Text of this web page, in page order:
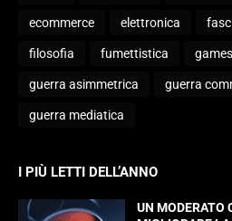
ecommerce elettronica
filosofia fumettistica games
guerra asimmetrica guerra
guerra mediatica
I PIÙ LETTI DELL’ANNO
UN MODERATO